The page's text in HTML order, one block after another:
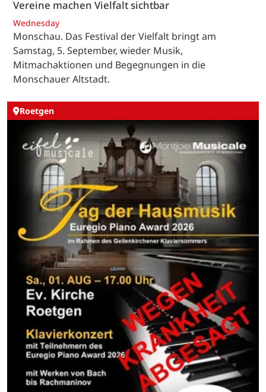
Vereine machen Vielfalt sichtbar
Wednesday
Monschau. Das Festival der Vielfalt bringt am
Samstag, 5. September, wieder Musik,
Mitmachaktionen und Begegnungen in die
Monschauer Altstadt.
Roetgen